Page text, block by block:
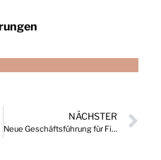
NÄCHSTER
Neue Geschäftsführung für Filmfonds Wien